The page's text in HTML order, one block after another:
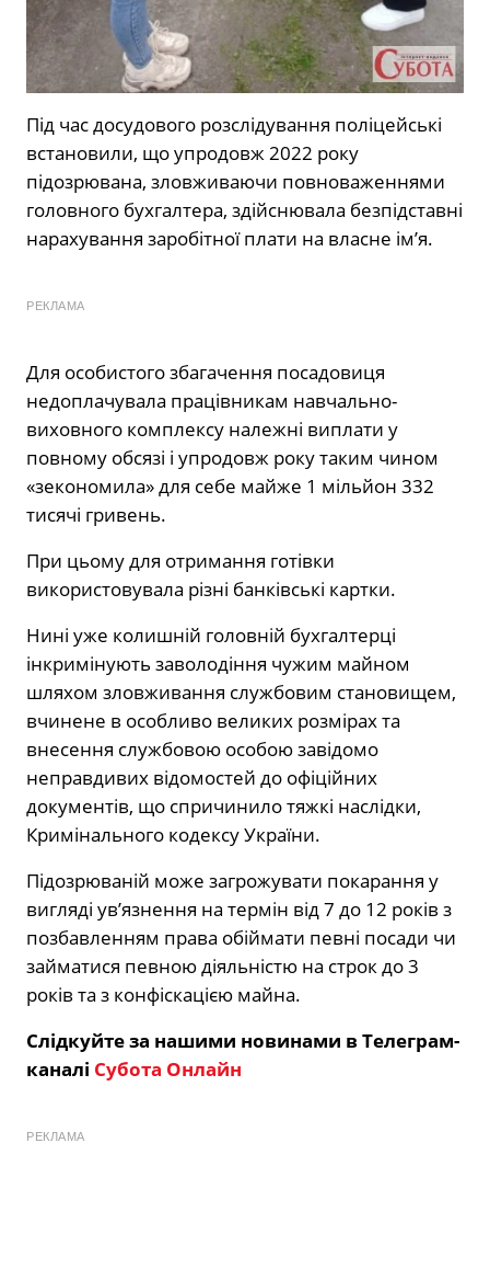
Під час досудового розслідування поліцейські
встановили, що упродовж 2022 року
підозрювана, зловживаючи повноваженнями
головного бухгалтера, здійснювала безпідставні
нарахування заробітної плати на власне ім’я.
РЕКЛАМА
Для особистого збагачення посадовиця
недоплачувала працівникам навчально-
виховного комплексу належні виплати у
повному обсязі і упродовж року таким чином
«зекономила» для себе майже 1 мільйон 332
тисячі гривень.
При цьому для отримання готівки
використовувала різні банківські картки.
Нині уже колишній головній бухгалтерці
інкримінують заволодіння чужим майном
шляхом зловживання службовим становищем,
вчинене в особливо великих розмірах та
внесення службовою особою завідомо
неправдивих відомостей до офіційних
документів, що спричинило тяжкі наслідки,
Кримінального кодексу України.
Підозрюваній може загрожувати покарання у
вигляді ув’язнення на термін від 7 до 12 років з
позбавленням права обіймати певні посади чи
займатися певною діяльністю на строк до 3
років та з конфіскацією майна.
Слідкуйте за нашими новинами в Телеграм-
каналі Субота Онлайн
РЕКЛАМА